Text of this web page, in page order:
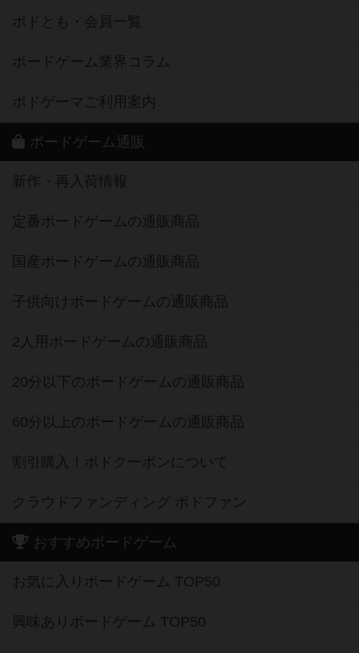
ボドとも・会員一覧
ボードゲーム業界コラム
ボドゲーマご利用案内
ボードゲーム通販
新作・再入荷情報
定番ボードゲームの通販商品
国産ボードゲームの通販商品
子供向けボードゲームの通販商品
2人用ボードゲームの通販商品
20分以下のボードゲームの通販商品
60分以上のボードゲームの通販商品
割引購入！ボドクーポンについて
クラウドファンディング ボドファン
おすすめボードゲーム
お気に入りボードゲーム TOP50
興味ありボードゲーム TOP50